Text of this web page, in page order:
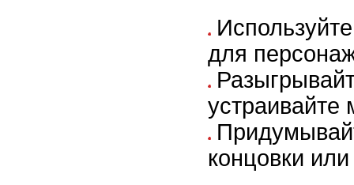
для
устраивайте
концовки